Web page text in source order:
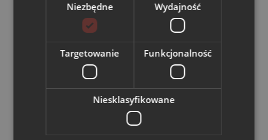
WĘGLOKOKS ENERGIA
Spotkanie Zabrzańskiego
Klastra Energii w UM Zabrze
Niezbędne Wydajność
Targetowanie Funkcjonalność
Niesklasyfikowane